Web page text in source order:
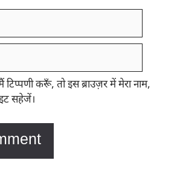
करूँ, तो इस ब्राउज़र में मेरा नाम,
सहेजें।